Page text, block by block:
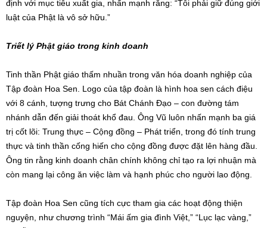
định với mục tiêu xuất gia, nhấn mạnh rằng: “Tôi phải giữ đúng giới
luật của Phật là vô sở hữu.”
Triết lý Phật giáo trong kinh doanh
Tinh thần Phật giáo thấm nhuần trong văn hóa doanh nghiệp của
Tập đoàn Hoa Sen. Logo của tập đoàn là hình hoa sen cách điệu
với 8 cánh, tượng trưng cho Bát Chánh Đạo – con đường tám
nhánh dẫn đến giải thoát khổ đau. Ông Vũ luôn nhấn mạnh ba giá
trị cốt lõi: Trung thực – Cộng đồng – Phát triển, trong đó tính trung
thực và tinh thần cống hiến cho cộng đồng được đặt lên hàng đầu.
Ông tin rằng kinh doanh chân chính không chỉ tạo ra lợi nhuận mà
còn mang lại công ăn việc làm và hạnh phúc cho người lao động.
Tập đoàn Hoa Sen cũng tích cực tham gia các hoạt động thiện
nguyện, như chương trình “Mái ấm gia đình Việt,” “Lục lạc vàng,”